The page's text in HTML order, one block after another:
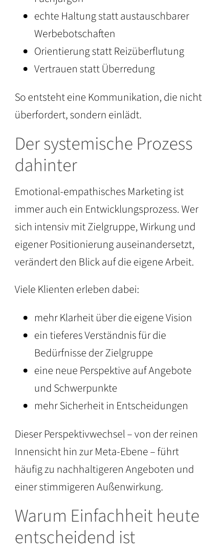
echte Haltung statt austauschbarer
Werbebotschaften
Orientierung statt Reizüberflutung
Vertrauen statt Überredung
So entsteht eine Kommunikation, die nicht
überfordert, sondern einlädt.
Der systemische Prozess
dahinter
Emotional-empathisches Marketing ist
immer auch ein Entwicklungsprozess. Wer
sich intensiv mit Zielgruppe, Wirkung und
eigener Positionierung auseinandersetzt,
verändert den Blick auf die eigene Arbeit.
Viele Klienten erleben dabei:
mehr Klarheit über die eigene Vision
ein tieferes Verständnis für die
Bedürfnisse der Zielgruppe
eine neue Perspektive auf Angebote
und Schwerpunkte
mehr Sicherheit in Entscheidungen
Dieser Perspektivwechsel – von der reinen
Innensicht hin zur Meta-Ebene – führt
häufig zu nachhaltigeren Angeboten und
einer stimmigeren Außenwirkung.
Warum Einfachheit heute
entscheidend ist